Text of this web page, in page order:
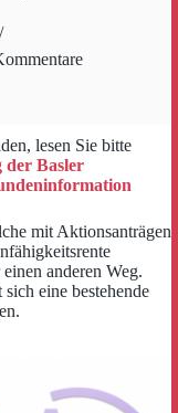
lesen Sie bitte
der Basler
mit Aktionsanträgen
anderen Weg.
eine bestehende